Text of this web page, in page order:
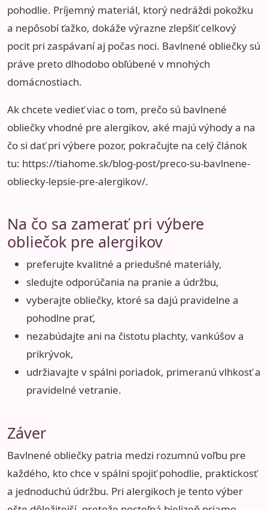
pohodlie. Príjemný materiál, ktorý nedráždi pokožku
a nepôsobí ťažko, dokáže výrazne zlepšiť celkový
pocit pri zaspávaní aj počas noci. Bavlnené obliečky sú
práve preto dlhodobo obľúbené v mnohých
domácnostiach.
Ak chcete vedieť viac o tom, prečo sú bavlnené
obliečky vhodné pre alergikov, aké majú výhody a na
čo si dať pri výbere pozor, pokračujte na celý článok
tu: https://tiahome.sk/blog-post/preco-su-bavlnene-
obliecky-lepsie-pre-alergikov/.
Na čo sa zamerať pri výbere
obliečok pre alergikov
preferujte kvalitné a priedušné materiály,
sledujte odporúčania na pranie a údržbu,
vyberajte obliečky, ktoré sa dajú pravidelne a
pohodlne prať,
nezabúdajte ani na čistotu plachty, vankúšov a
prikrývok,
udržiavajte v spálni poriadok, primeranú vlhkosť a
pravidelné vetranie.
Záver
Bavlnené obliečky patria medzi rozumnú voľbu pre
každého, kto chce v spálni spojiť pohodlie, praktickosť
a jednoduchú údržbu. Pri alergikoch je tento výber